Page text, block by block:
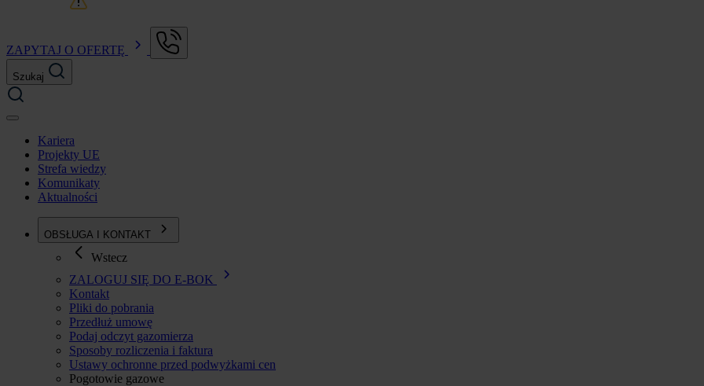
ZAPYTAJ O OFERTĘ
Szukaj
Kariera
Projekty UE
Strefa wiedzy
Komunikaty
Aktualności
OBSŁUGA I KONTAKT
Wstecz
ZALOGUJ SIĘ DO E-BOK
Kontakt
Pliki do pobrania
Przedłuż umowę
Podaj odczyt gazomierza
Sposoby rozliczenia i faktura
Ustawy ochronne przed podwyżkami cen
Pogotowie gazowe